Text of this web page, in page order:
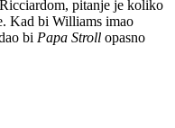
pitanje je koliko
Kad bi Williams imao
bi Papa Stroll opasno